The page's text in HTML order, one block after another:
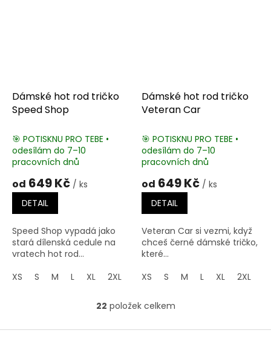
Dámské hot rod tričko
Speed Shop
🎯 POTISKNU PRO TEBE •
odesílám do 7–10
pracovních dnů
od 649 Kč / ks
DETAIL
Speed Shop vypadá jako
stará dílenská cedule na
vratech hot rod...
XS
S M L XL 2XL 3XL
Dámské hot rod tričko
Veteran Car
🎯 POTISKNU PRO TEBE •
odesílám do 7–10
pracovních dnů
od 649 Kč / ks
DETAIL
Veteran Car si vezmi, když
chceš černé dámské tričko,
které...
XS
S M L XL 2XL
O
l
22 položek celkem
Z